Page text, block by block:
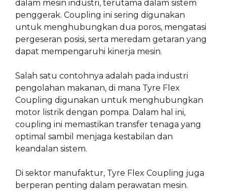
dalam mesin industri, terutama dalam sistem
penggerak. Coupling ini sering digunakan
untuk menghubungkan dua poros, mengatasi
pergeseran posisi, serta meredam getaran yang
dapat mempengaruhi kinerja mesin.
Salah satu contohnya adalah pada industri
pengolahan makanan, di mana Tyre Flex
Coupling digunakan untuk menghubungkan
motor listrik dengan pompa. Dalam hal ini,
coupling ini memastikan transfer tenaga yang
optimal sambil menjaga kestabilan dan
keandalan sistem.
Di sektor manufaktur, Tyre Flex Coupling juga
berperan penting dalam perawatan mesin.